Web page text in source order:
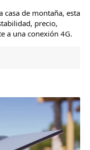
casa de montaña, esta
precio,
a una conexión 4G.